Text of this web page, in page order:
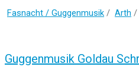
Fasnacht / Guggenmusik / Arth /
Guggenmusik Goldau